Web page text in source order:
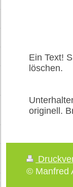
Ein Text!
löschen.
originell.
© Manfred